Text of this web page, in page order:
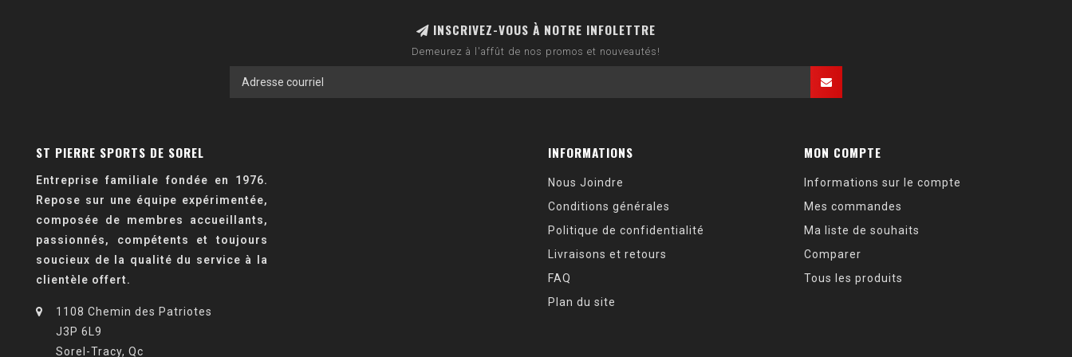
INSCRIVEZ-VOUS À NOTRE INFOLETTRE
Demeurez à l'affût de nos promos et nouveautés!
ST PIERRE SPORTS DE SOREL
Entreprise familiale fondée en 1976.
Repose sur une équipe expérimentée,
composée de membres accueillants,
passionnés, compétents et toujours
soucieux de la qualité du service à la
clientèle offert.
1108 Chemin des Patriotes
J3P 6L9
Sorel-Tracy, Qc
INFORMATIONS
Nous Joindre
Conditions générales
Politique de confidentialité
Livraisons et retours
FAQ
Plan du site
MON COMPTE
Informations sur le compte
Mes commandes
Ma liste de souhaits
Comparer
Tous les produits